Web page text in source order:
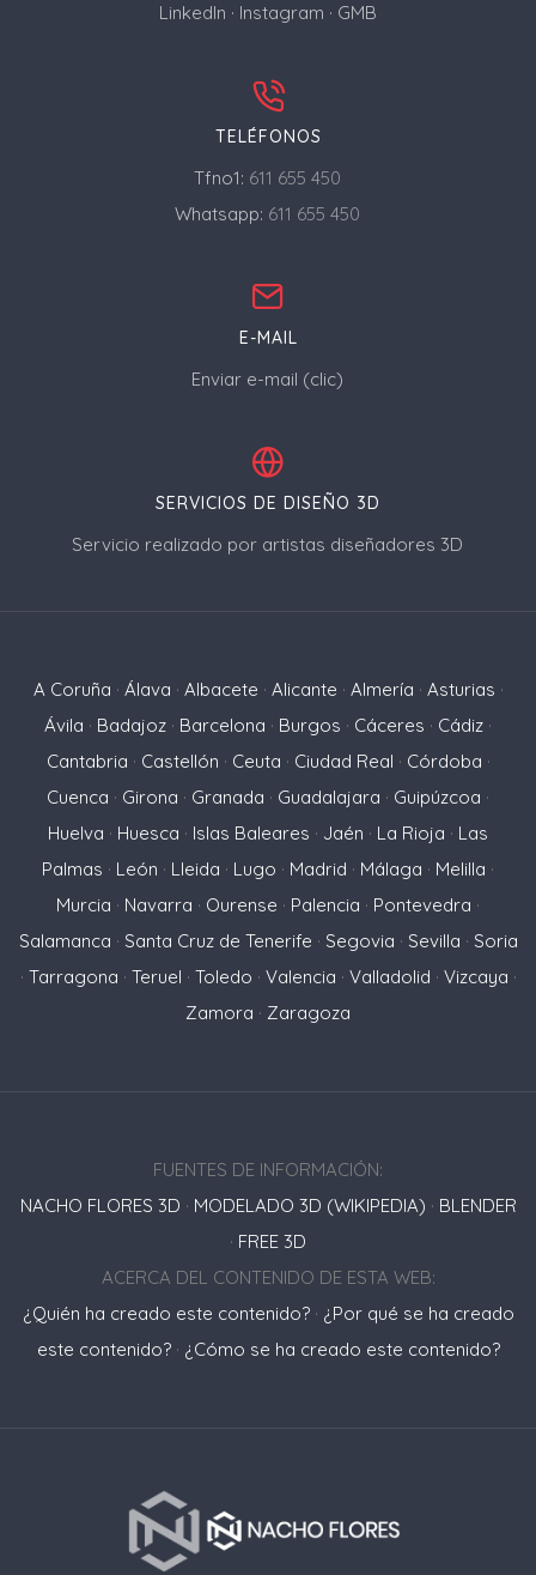
LinkedIn · Instagram · GMB
TELÉFONOS
Tfno1: 611 655 450
Whatsapp: 611 655 450
E-MAIL
Enviar e-mail (clic)
SERVICIOS DE DISEÑO 3D
Servicio realizado por artistas diseñadores 3D
A Coruña · Álava · Albacete · Alicante · Almería · Asturias ·
Ávila · Badajoz · Barcelona · Burgos · Cáceres · Cádiz ·
Cantabria · Castellón · Ceuta · Ciudad Real · Córdoba ·
Cuenca · Girona · Granada · Guadalajara · Guipúzcoa ·
Huelva · Huesca · Islas Baleares · Jaén · La Rioja · Las
Palmas · León · Lleida · Lugo · Madrid · Málaga · Melilla ·
Murcia · Navarra · Ourense · Palencia · Pontevedra ·
Salamanca · Santa Cruz de Tenerife · Segovia · Sevilla · Soria
· Tarragona · Teruel · Toledo · Valencia · Valladolid · Vizcaya ·
Zamora · Zaragoza
FUENTES DE INFORMACIÓN:
NACHO FLORES 3D · MODELADO 3D (WIKIPEDIA) · BLENDER
· FREE 3D
ACERCA DEL CONTENIDO DE ESTA WEB:
¿Quién ha creado este contenido?· ¿Por qué se ha creado
este contenido?· ¿Cómo se ha creado este contenido?